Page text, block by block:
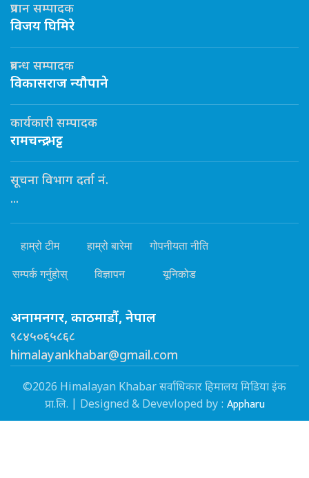
प्रधान सम्पादक
विजय घिमिरे
प्रबन्ध सम्पादक
विकासराज न्यौपाने
कार्यकारी सम्पादक
रामचन्द्र भट्ट
सूचना विभाग दर्ता नं.
...
हाम्रो टीम हाम्रो बारेमा गोपनीयता नीति
सम्पर्क गर्नुहोस् विज्ञापन यूनिकोड
अनामनगर, काठमाडौं, नेपाल
९८४५०६५८६८
himalayankhabar@gmail.com
©2026 Himalayan Khabar सर्वाधिकार हिमालय मिडिया इंक
प्रा.लि. | Designed & Devevloped by : Appharu